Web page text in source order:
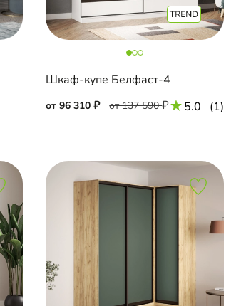
Шкаф-купе Белфаст-4
от 96 310 от 137 590 5.0 (1)